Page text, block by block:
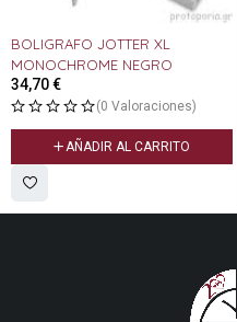
BOLIGRAFO JOTTER XL
MONOCHROME NEGRO
34,70€
(0 Valoraciones)
AÑADIR AL CARRITO